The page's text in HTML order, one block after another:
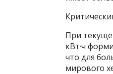
При
кВт·ч
что для
мирового